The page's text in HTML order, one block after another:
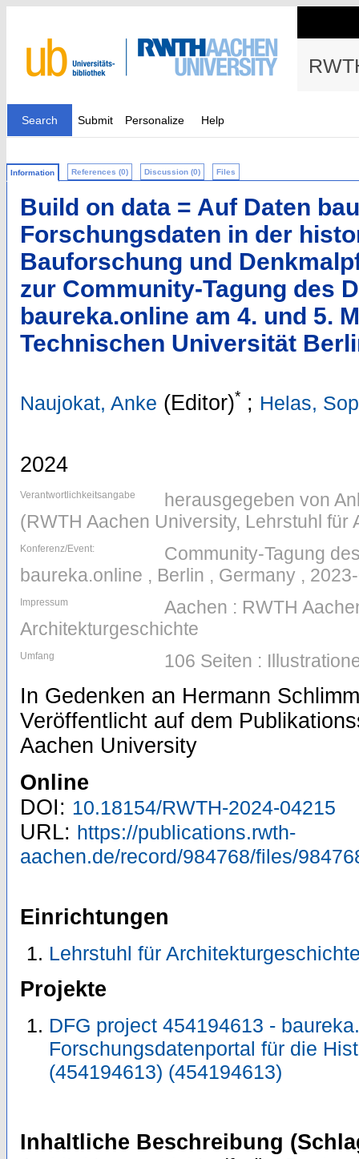
Search Submit Personalize Help
Information References (0) Discussion (0) Files
Build on data = Auf Daten
Forschungsdaten in der
Bauforschung und
zur Community-Tagung des
baureka.online am 4. und 5.
Technischen Universität
Naujokat, Anke (Editor)* ; Helas,
2024
Verantwortlichkeitsangabe
herausgegeben von
(RWTH Aachen University, Lehrstuhl für
Konferenz/Event:
Community-Tagung
baureka.online , Berlin , Germany ,
Impressum
Aachen : RWTH
Architekturgeschichte
Umfang 106 Seiten :
In Gedenken an Hermann
Veröffentlicht auf dem
Aachen University
Online
DOI: 10.18154/RWTH-2024-04215
URL: https://publications.rwth-
aachen.de/record/984768/files/
Einrichtungen
Lehrstuhl für
Projekte
DFG project 454194613 -
Forschungsdatenportal für die
(454194613) (454194613)
Inhaltliche Beschreibung